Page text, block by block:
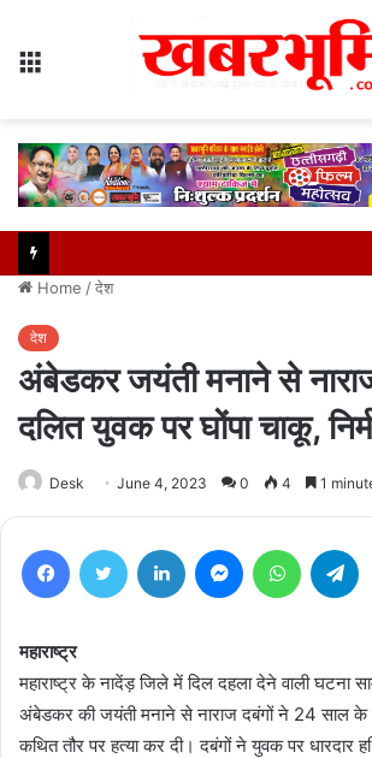
Home /देश
देश
अंबेडकर जयंती मनाने से
दलित युवक पर घोंपा चाकू,
Desk June 4, 2023 0 4 1
FacebookTwitter LinkedIn MessengerWhatsApp
महाराष्ट्र
महाराष्ट्र के नादेंड़ जिले में दिल दहला देने वाली घटना
अंबेडकर की जयंती मनाने से नाराज दबंगों ने 24 साल
कथित तौर पर हत्या कर दी। दबंगों ने युवक पर धारदार